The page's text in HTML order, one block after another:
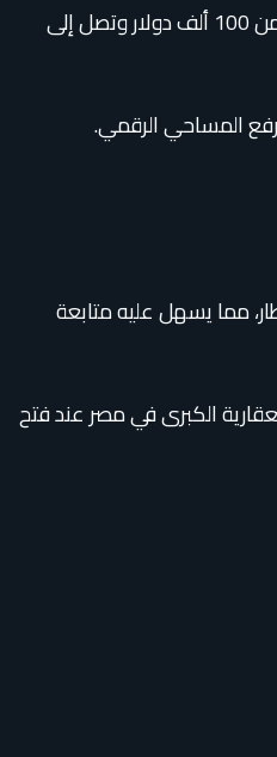
الربط بالإقامة القانونية: تمنح الدولة المشتري الكويتي حق الحصول على إقامة عقارية (تتراوح بين سنة إلى 5 سنوات) قابلة للتجديد، فور شراء عقار بقيمة تبدأ من 100 ألف دولار وتصل إلى
مما يسهل عليه متابعة
الكبرى في مصر عند فتح